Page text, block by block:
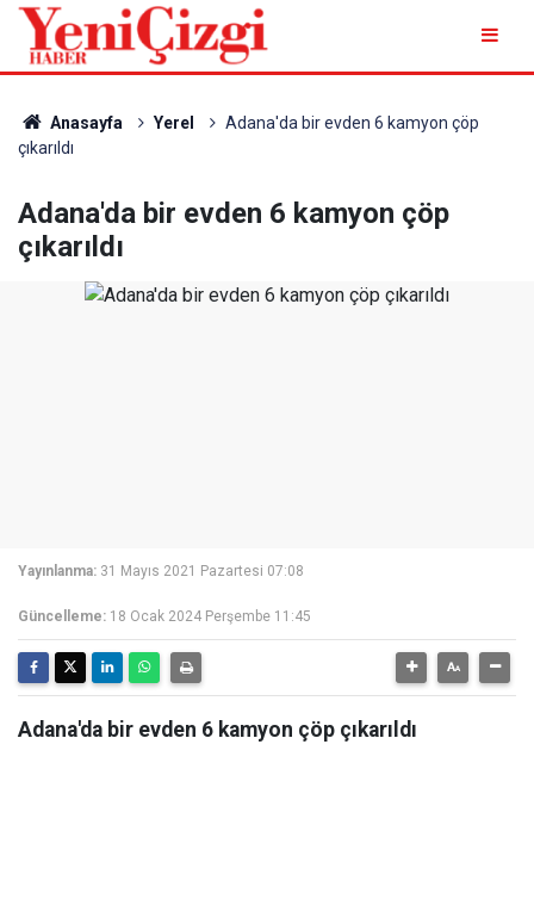
Anasayfa Yerel
Adana'da bir evden 6 kamyon çöp
çıkarıldı
Adana'da bir evden 6 kamyon çöp
çıkarıldı
Yayınlanma: 31 Mayıs 2021 Pazartesi 07:08
Güncelleme: 18 Ocak 2024 Perşembe 11:45
Adana'da bir evden 6 kamyon çöp çıkarıldı